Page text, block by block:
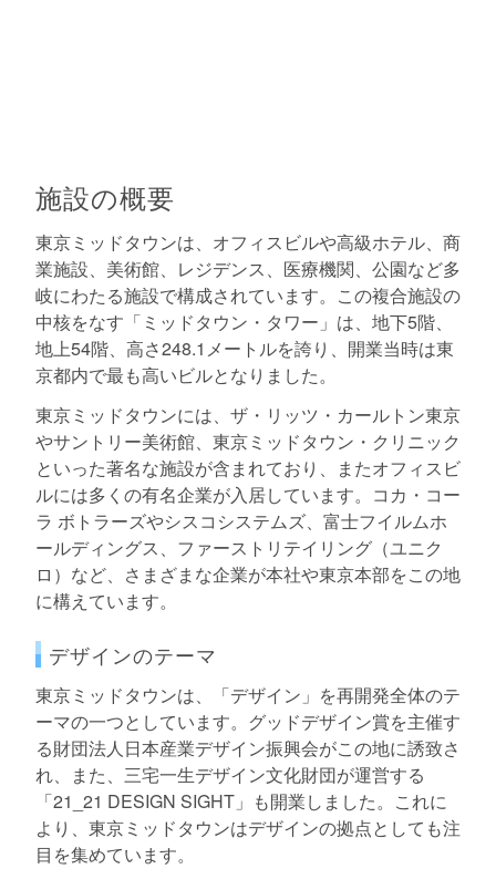
施設の概要
東京ミッドタウンは、オフィスビルや高級ホテル、商
業施設、美術館、レジデンス、医療機関、公園など多
岐にわたる施設で構成されています。この複合施設の
中核をなす「ミッドタウン・タワー」は、地下5階、
地上54階、高さ248.1メートルを誇り、開業当時は東
京都内で最も高いビルとなりました。
東京ミッドタウンには、ザ・リッツ・カールトン東京
やサントリー美術館、東京ミッドタウン・クリニック
といった著名な施設が含まれており、またオフィスビ
ルには多くの有名企業が入居しています。コカ・コー
ラ ボトラーズやシスコシステムズ、富士フイルムホ
ールディングス、ファーストリテイリング（ユニク
ロ）など、さまざまな企業が本社や東京本部をこの地
に構えています。
デザインのテーマ
東京ミッドタウンは、「デザイン」を再開発全体のテ
ーマの一つとしています。グッドデザイン賞を主催す
る財団法人日本産業デザイン振興会がこの地に誘致さ
れ、また、三宅一生デザイン文化財団が運営する
「21_21 DESIGN SIGHT」も開業しました。これに
より、東京ミッドタウンはデザインの拠点としても注
目を集めています。